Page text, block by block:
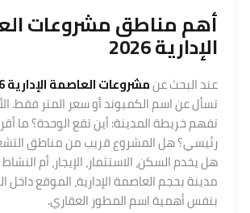
أهم مناطق مشروعات
الإدارية 2026
عند البحث عنمشروعات العاصمة الإدارية 2026
تسأل عن اسم الكمبوند أو سعر المتر فقط.
تفهم خريطة المدينة: أين تقع الوحدة؟ ما
رئيسي؟ هل المشروع قريب من مناطق
هل يخدم السكن، الاستثمار، الإيجار، أم
مدينة بحجم العاصمة الإدارية، الموقع داخل
بنفس أهمية اسم المطور العقاري.